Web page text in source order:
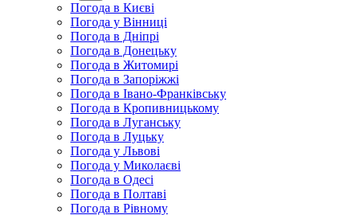
Погода в Києві
Погода у Вінниці
Погода в Дніпрі
Погода в Донецьку
Погода в Житомирі
Погода в Запоріжжі
Погода в Івано-Франківську
Погода в Кропивницькому
Погода в Луганську
Погода в Луцьку
Погода у Львові
Погода у Миколаєві
Погода в Одесі
Погода в Полтаві
Погода в Рівному